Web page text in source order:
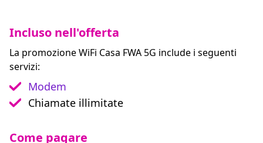
Incluso nell'offerta
La promozione WiFi Casa FWA 5G include i seguenti
servizi:
Modem
Chiamate illimitate
Come pagare